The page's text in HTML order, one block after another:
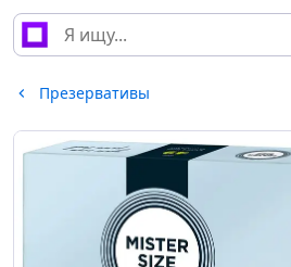
Презервативы